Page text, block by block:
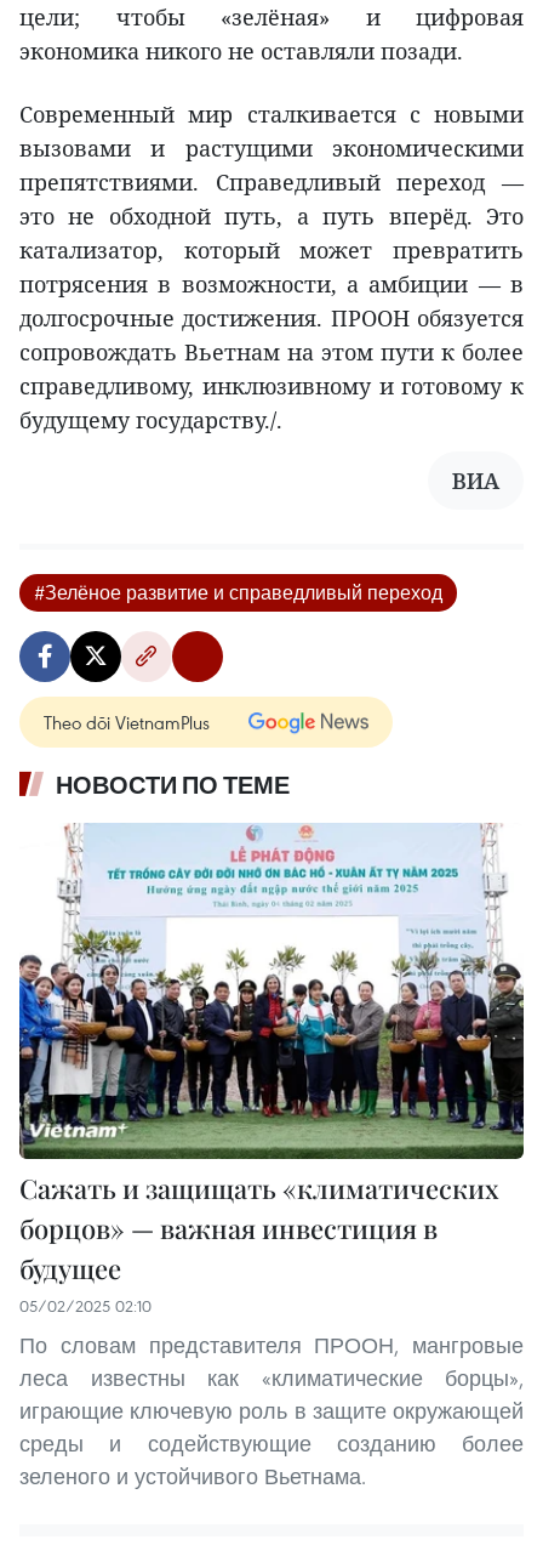
цели; чтобы «зелёная» и цифровая
экономика никого не оставляли позади.
Современный мир сталкивается с новыми
вызовами и растущими экономическими
препятствиями. Справедливый переход —
это не обходной путь, а путь вперёд. Это
катализатор, который может превратить
потрясения в возможности, а амбиции — в
долгосрочные достижения. ПРООН обязуется
сопровождать Вьетнам на этом пути к более
справедливому, инклюзивному и готовому к
будущему государству./.
ВИА
#Зелёное развитие и справедливый переход
Theo dõi VietnamPlus
НОВОСТИ ПО ТЕМЕ
Сажать и защищать «климатических
борцов» — важная инвестиция в
будущее
05/02/2025 02:10
По словам представителя ПРООН, мангровые
леса известны как «климатические борцы»,
играющие ключевую роль в защите окружающей
среды и содействующие созданию более
зеленого и устойчивого Вьетнама.